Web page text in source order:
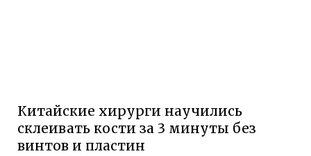
Китайские хирурги научились
склеивать кости за 3 минуты без
винтов и пластин